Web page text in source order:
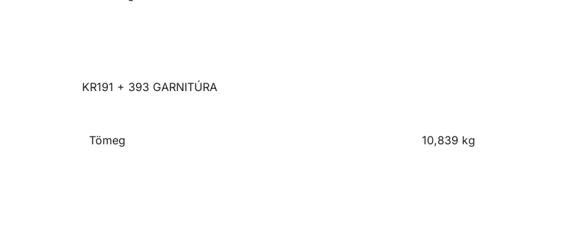
KR191 + 393 GARNITÚRA
Tömeg 10,839 kg